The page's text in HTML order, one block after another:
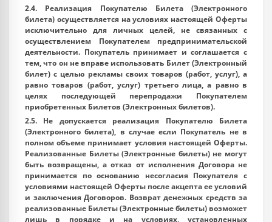
2.4. Реализация Покупателю Билета (Электронного
билета) осуществляется на условиях настоящей Оферты
исключительно для личных целей, не связанных с
осуществлением Покупателем предпринимательской
деятельности. Покупатель принимает и соглашается с
тем, что он не вправе использовать Билет (Электронный
билет) с целью рекламы своих товаров (работ, услуг), а
равно товаров (работ, услуг) третьего лица, а равно в
целях последующей перепродажи Покупателем
приобретенных Билетов (Электронных билетов).
2.5. Не допускается реализация Покупателю Билета
(Электронного билета), в случае если Покупатель не в
полном объеме принимает условия настоящей Оферты.
Реализованные Билеты (Электронные билеты) не могут
быть возвращены, а отказ от исполнения Договора не
принимается по основанию несогласия Покупателя с
условиями настоящей Оферты после акцепта ее условий
и заключения Договоров. Возврат денежных средств за
реализованные Билеты (Электронные билеты) возможет
лишь в порядке и на условиях, установленных